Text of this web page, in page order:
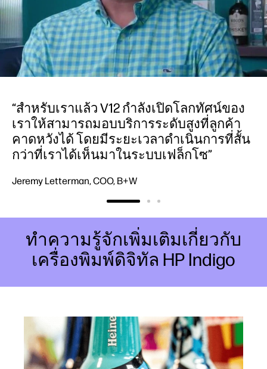
“สำหรับเราแล้ว V12 กำลังเปิดโลกทัศน์ของ
เราให้สามารถมอบบริการระดับสูงที่ลูกค้า
คาดหวังได้ โดยมีระยะเวลาดำเนินการที่สั้น
กว่าที่เราได้เห็นมาในระบบเฟล็กโซ”
Jeremy Letterman, COO, B+W
ทำความรู้จักเพิ่มเติมเกี่ยวกับ
เครื่องพิมพ์ดิจิทัล HP Indigo